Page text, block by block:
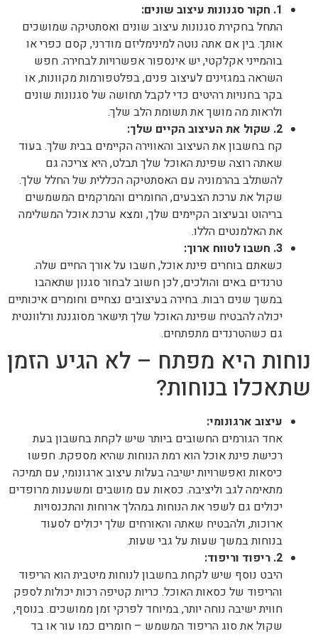
1. חקור סגנונות עיצוב שונים:
התחל בחקירת סגנונות עיצוב שונים ואסתטיקה שמושכים
אותך. בין אם אתה נוטה למינימליזם מודרני, קסם כפרי או
בוהמייני אקלקטי, יש אינספור אפשרויות לבחירה. חפש
השראה במגזינים לעיצוב פנים, בפלטפורמות מקוונות, או
בקר בחנויות רהיטים כדי לקבל תחושה של סגנונות שונים
ולראות מה מושך את תשומת הלב שלך.
2. שקול את העיצוב הקיים שלך:
קח בחשבון את העיצוב והאווירה הקיימים בבית שלך. בעוד
שאתה רוצה שפינת האוכל שלך תבלט, היא צריכה גם
להשתלב בהרמוניה עם האסתטיקה הכללית של החלל שלך.
שקול את ערכת הצבעים, החומרים והמרקמים המשמשים
בריהוט ובעיצוב הקיימים שלך, ומצא ערכת אוכל המשלימה
את האלמנטים הללו.
3. חשבו לטווח ארוך:
כשאתם בוחרים פינת אוכל, חשבו על אורך החיים שלה.
טרנדים באים והולכים, לכן חשוב לבחור סגנון שתאהבו
במשך שנים רבות. בחירה בעיצובים נצחיים וחומרים איכותיים
יכולה להבטיח שפינת האוכל שלך תישאר מסוגננת ורלוונטית
גם כשהטרנדים מתפתחים.
נוחות היא מפתח – לא הגיע הזמן
שתאכלו בנוחות?
עיצוב ארגונומי:
אחד הגורמים החשובים ביותר שיש לקחת בחשבון בעת
רכישת פינת אוכל הוא רמת הנוחות שהיא מספקת. חפשו
כיסאות ואפשרויות ישיבה בעלות עיצוב ארגונומי, עם תמיכה
מתאימה לגב וליציבה. כסאות עם מושבים ומשענות מרופדים
יכולים גם לשפר את הנוחות במהלך ארוחות והתכנסויות
ארוכות, ולהבטיח שאתה והאורחים שלך יכולים לסעוד
בנוחות במשך שעות על גבי שעות.
2. ריפוד וריפוד:
היבט נוסף שיש לקחת בחשבון לנוחות מיטבית הוא הריפוד
והריפוד של כסאות האוכל. כריות קטיפה רכות יכולות לספק
חווית ישיבה נוחה יותר, במיוחד לפרקי זמן ממושכים. בנוסף,
שקול את סוג הריפוד המשמש – חומרים כמו עור או בד